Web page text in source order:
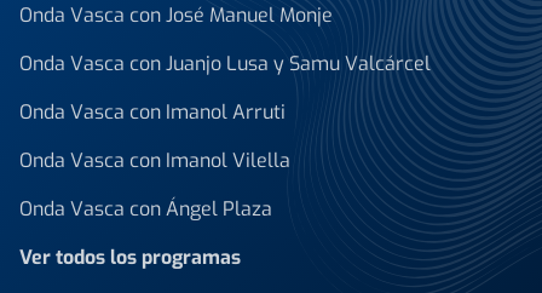
Onda Vasca con José Manuel Monje
Onda Vasca con Juanjo Lusa y Samu Valcárcel
Onda Vasca con Imanol Arruti
Onda Vasca con Imanol Vilella
Onda Vasca con Ángel Plaza
Ver todos los programas